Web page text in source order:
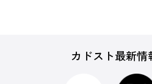
カドスト最新情